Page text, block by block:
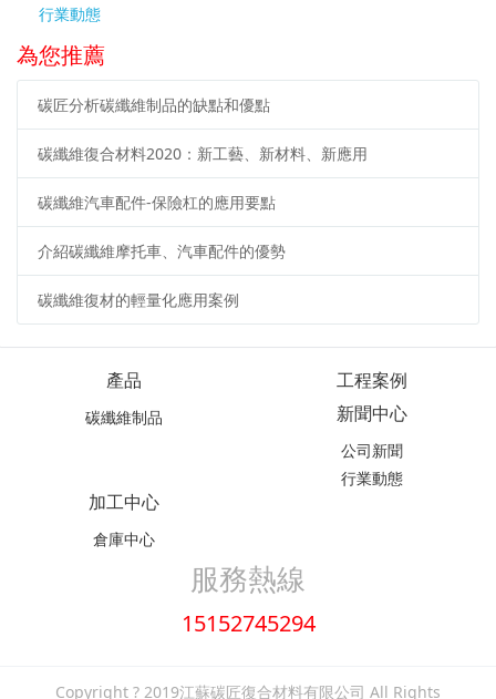
行業動態
為您推薦
碳匠分析碳纖維制品的缺點和優點
碳纖維復合材料2020：新工藝、新材料、新應用
碳纖維汽車配件-保險杠的應用要點
介紹碳纖維摩托車、汽車配件的優勢
碳纖維復材的輕量化應用案例
產品
碳纖維制品
工程案例
新聞中心
公司新聞
行業動態
加工中心
倉庫中心
服務熱線
15152745294
Copyright ? 2019江蘇碳匠復合材料有限公司 All Rights